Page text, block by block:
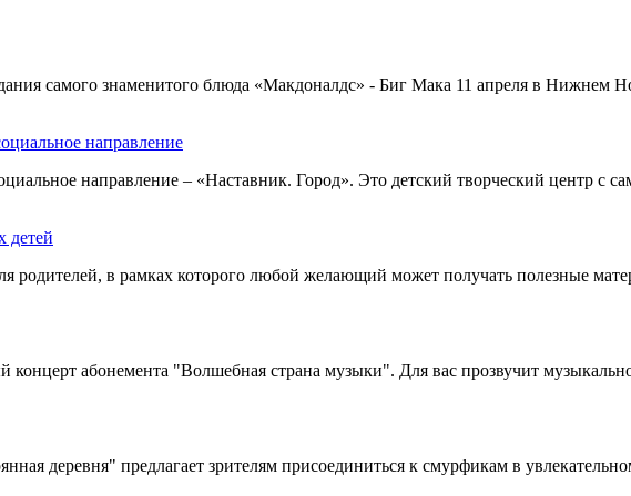
самого знаменитого блюда «Макдоналдс» - Биг Мака 11 апреля в Нижнем
направление
направление – «Наставник. Город». Это детский творческий центр с
детей
родителей, в рамках которого любой желающий может получать полезные
концерт абонемента "Волшебная страна музыки". Для вас прозвучит
деревня" предлагает зрителям присоединиться к смурфикам в